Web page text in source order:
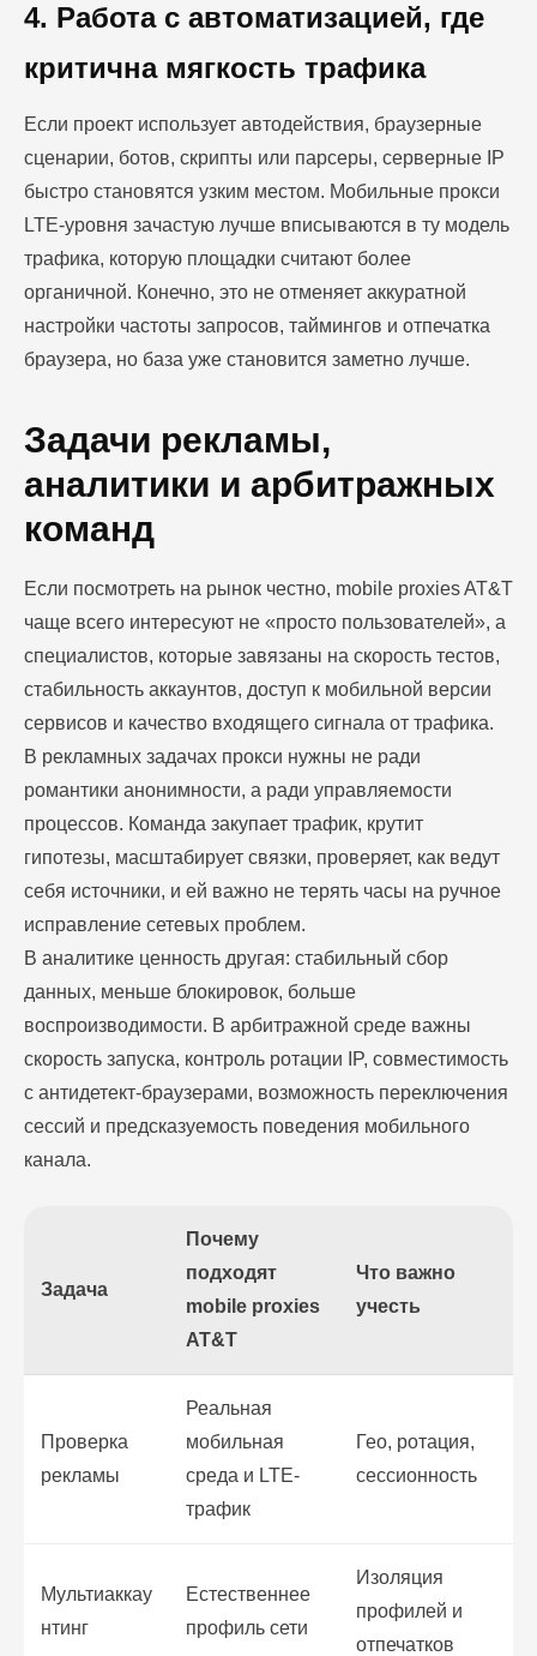
4. Работа с автоматизацией, где
критична мягкость трафика
Если проект использует автодействия, браузерные
сценарии, ботов, скрипты или парсеры, серверные IP
быстро становятся узким местом. Мобильные прокси
LTE-уровня зачастую лучше вписываются в ту модель
трафика, которую площадки считают более
органичной. Конечно, это не отменяет аккуратной
настройки частоты запросов, таймингов и отпечатка
браузера, но база уже становится заметно лучше.
Задачи рекламы,
аналитики и арбитражных
команд
Если посмотреть на рынок честно, mobile proxies AT&T
чаще всего интересуют не «просто пользователей», а
специалистов, которые завязаны на скорость тестов,
стабильность аккаунтов, доступ к мобильной версии
сервисов и качество входящего сигнала от трафика.
В рекламных задачах прокси нужны не ради
романтики анонимности, а ради управляемости
процессов. Команда закупает трафик, крутит
гипотезы, масштабирует связки, проверяет, как ведут
себя источники, и ей важно не терять часы на ручное
исправление сетевых проблем.
В аналитике ценность другая: стабильный сбор
данных, меньше блокировок, больше
воспроизводимости. В арбитражной среде важны
скорость запуска, контроль ротации IP, совместимость
с антидетект-браузерами, возможность переключения
сессий и предсказуемость поведения мобильного
канала.
Задача
Почему
подходят
mobile proxies
AT&T
Что важно
учесть
Проверка
рекламы
Реальная
мобильная
среда и LTE-
трафик
Гео, ротация,
сессионность
Мультиаккау
нтинг
Естественнее
профиль сети
Изоляция
профилей и
отпечатков